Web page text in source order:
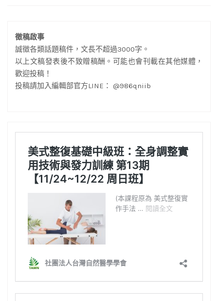
徵稿啟事
誠徵各類話題稿件，文長不超過3000字。
以上文稿發表後不致贈稿酬。可能也會刊載在其他媒體，
歡迎投稿！
投稿請加入編輯部官方LINE： @986qniib